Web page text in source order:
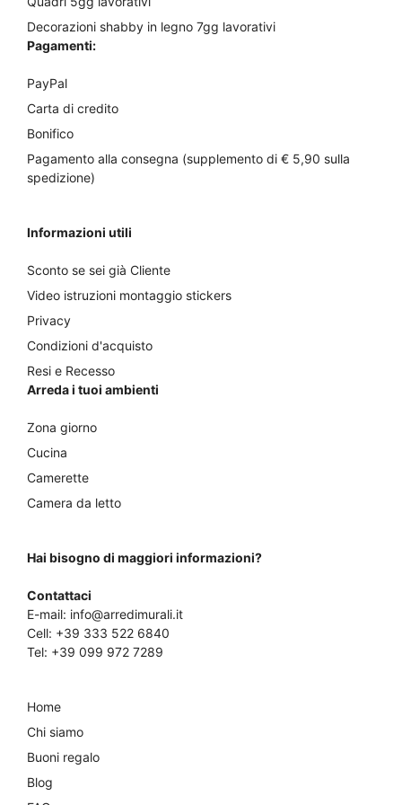
Decorazioni shabby in legno 7gg lavorativi
Pagamenti:
PayPal
Carta di credito
Bonifico
Pagamento alla consegna (supplemento di € 5,90 sulla
spedizione)
Informazioni utili
Sconto se sei già Cliente
Video istruzioni montaggio stickers
Privacy
Condizioni d'acquisto
Resi e Recesso
Arreda i tuoi ambienti
Zona giorno
Cucina
Camerette
Camera da letto
Hai bisogno di maggiori informazioni?
Contattaci
E-mail: info@arredimurali.it
Cell: +39 333 522 6840
Tel: +39 099 972 7289
Home
Chi siamo
Buoni regalo
Blog